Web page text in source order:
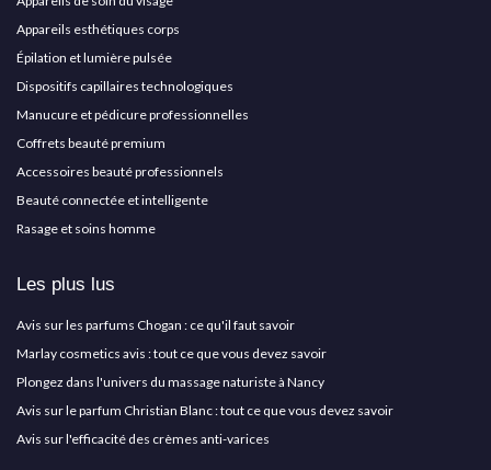
Appareils esthétiques corps
Épilation et lumière pulsée
Dispositifs capillaires technologiques
Manucure et pédicure professionnelles
Coffrets beauté premium
Accessoires beauté professionnels
Beauté connectée et intelligente
Rasage et soins homme
Les plus lus
Avis sur les parfums Chogan : ce qu'il faut savoir
Marlay cosmetics avis : tout ce que vous devez savoir
Plongez dans l'univers du massage naturiste à Nancy
Avis sur le parfum Christian Blanc : tout ce que vous devez savoir
Avis sur l'efficacité des crèmes anti-varices